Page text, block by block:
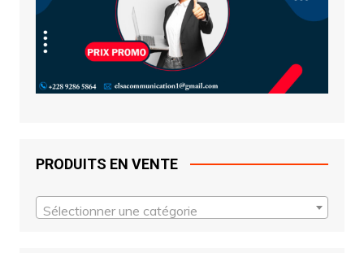
PRODUITS EN VENTE
Sélectionner une catégorie